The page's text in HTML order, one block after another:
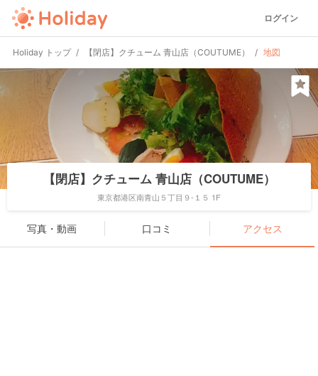
ログイン
Holiday トップ 【閉店】クチューム 青山店（COUTUME） 地図
【閉店】クチューム 青山店（COUTUME）
東京都港区南青山５丁目９-１５ 1F
写真・動画 口コミ アクセス